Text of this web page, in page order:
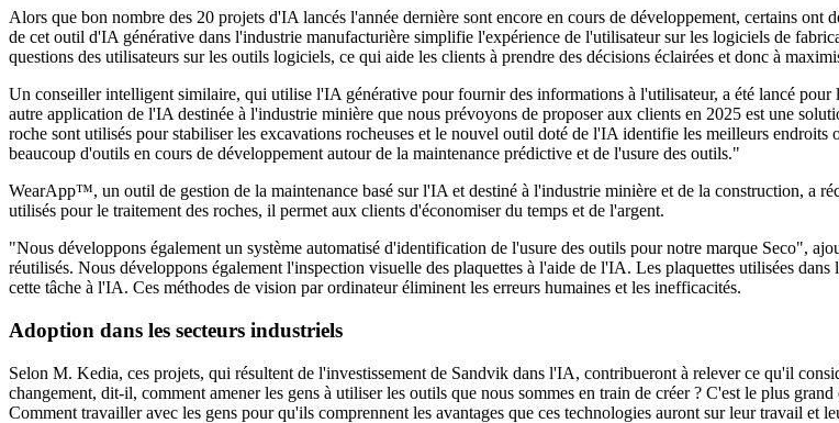
Alors que bon nombre des 20 projets d'IA lancés l'année dernière sont encore en cours de développement, certains
de cet outil d'IA générative dans l'industrie manufacturière simplifie l'expérience de l'utilisateur sur les logiciels de
questions des utilisateurs sur les outils logiciels, ce qui aide les clients à prendre des décisions éclairées et donc à
Un conseiller intelligent similaire, qui utilise l'IA générative pour fournir des informations à l'utilisateur, a été lancé
autre application de l'IA destinée à l'industrie minière que nous prévoyons de proposer aux clients en 2025 est une
roche sont utilisés pour stabiliser les excavations rocheuses et le nouvel outil doté de l'IA identifie les meilleurs
beaucoup d'outils en cours de développement autour de la maintenance prédictive et de l'usure des outils."
WearApp™, un outil de gestion de la maintenance basé sur l'IA et destiné à l'industrie minière et de la construction, a
utilisés pour le traitement des roches, il permet aux clients d'économiser du temps et de l'argent.
"Nous développons également un système automatisé d'identification de l'usure des outils pour notre marque Seco",
réutilisés. Nous développons également l'inspection visuelle des plaquettes à l'aide de l'IA. Les plaquettes utilisées
cette tâche à l'IA. Ces méthodes de vision par ordinateur éliminent les erreurs humaines et les inefficacités.
Adoption dans les secteurs industriels
Selon M. Kedia, ces projets, qui résultent de l'investissement de Sandvik dans l'IA, contribueront à relever ce qu'il
changement, dit-il, comment amener les gens à utiliser les outils que nous sommes en train de créer ? C'est le plus
Comment travailler avec les gens pour qu'ils comprennent les avantages que ces technologies auront sur leur travail et